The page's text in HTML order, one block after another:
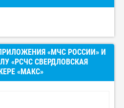
«МЧС РОССИИ» И
«РСЧС СВЕРДЛОВСКАЯ
«МАКС»